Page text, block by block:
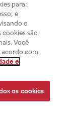
para:
e
o
são
Você
acordo com
e
os cookies